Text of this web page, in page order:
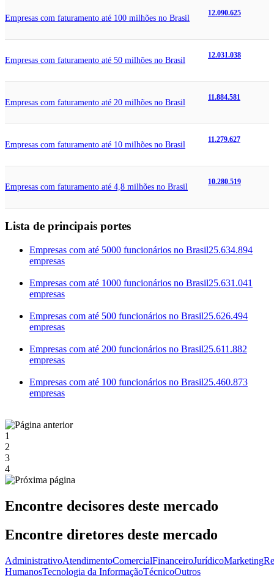
Empresas com faturamento até 100 milhões no Brasil
12.090.625
Empresas com faturamento até 50 milhões no Brasil
12.031.038
Empresas com faturamento até 20 milhões no Brasil
11.884.581
Empresas com faturamento até 10 milhões no Brasil
11.279.627
Empresas com faturamento até 4,8 milhões no Brasil
10.280.519
Lista de principais portes
Empresas com até 5000 funcionários no Brasil25.634.894
empresas
Empresas com até 1000 funcionários no Brasil25.631.041
empresas
Empresas com até 500 funcionários no Brasil25.626.494
empresas
Empresas com até 200 funcionários no Brasil25.611.882
empresas
Empresas com até 100 funcionários no Brasil25.460.873
empresas
1
2
3
4
Encontre decisores deste mercado
Encontre diretores deste mercado
AdministrativoAtendimentoComercialFinanceiroJurídicoMarketing
HumanosTecnologia da InformaçãoTécnicoOutros